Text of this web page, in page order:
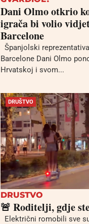
Dani Olmo otkrio
igrača bi volio
Barcelone
Španjolski
Barcelone Dani Olmo
Hrvatskoj i svom...
DRUŠTVO
DRUSTVO
🚨 Roditelji, gdje
Električni romobili sve